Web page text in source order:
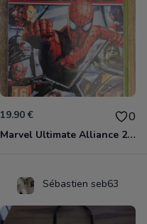
19.90 € 0
Marvel Ultimate Alliance 2 Xbox 360
Sébastien seb63